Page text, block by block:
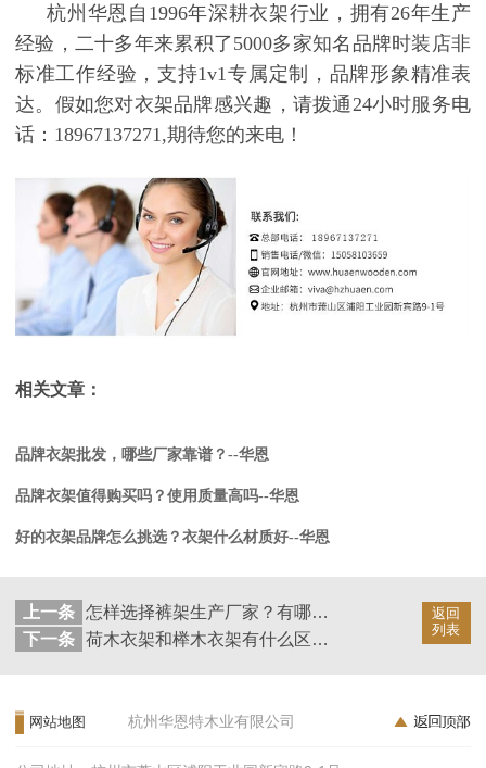
杭州华恩自 1996年深耕衣架行业，拥有26年生产
经验，二十多年来累积了5000多家知名品牌时装店非
标准工作经验，支持1v1专属定制，品牌形象精准表
达。假如您对衣架品牌感兴趣，请拨通 24小时服务电
话：18967137271,期待您的来电！
相关文章：
品牌衣架批发，哪些厂家靠谱？--华恩
品牌衣架值得购买吗？使用质量高吗--华恩
好的衣架品牌怎么挑选？衣架什么材质好--华恩
返回
列表
上一条
怎样选择裤架生产厂家？有哪些选择标准？--华恩
下一条
荷木衣架和榉木衣架有什么区别？--华恩
网站地图 杭州华恩特木业有限公司